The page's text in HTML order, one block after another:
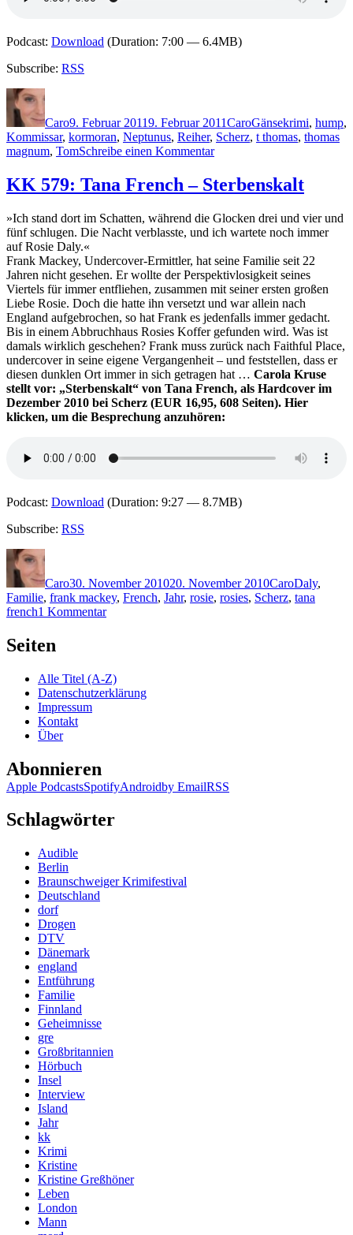
Podcast: Download (Duration: 7:00 — 6.4MB)
Subscribe: RSS
Autor
Caro9. Februar 20119. Februar 2011CaroGänsekrimi, hump,
Kommissar, kormoran, Neptunus, Reiher, Scherz, t thomas, thomas
magnum, TomSchreibe einen Kommentarzu
616:
Karin
–
Tod
Anflug:
Ein
Gänsekrimi
KK 579: Tana French – Sterbenskalt
»Ich stand dort im Schatten, während die Glocken drei und vier und
fünf schlugen. Die Nacht verblasste, und ich wartete noch immer
auf Rosie Daly.«
Frank Mackey, Undercover-Ermittler, hat seine Familie seit 22
Jahren nicht gesehen. Er wollte der Perspektivlosigkeit seines
Viertels für immer entfliehen, zusammen mit seiner ersten großen
Liebe Rosie. Doch die hatte ihn versetzt und war allein nach
England aufgebrochen, so hat Frank es jedenfalls immer gedacht.
Bis in einem Abbruchhaus Rosies Koffer gefunden wird. Was ist
damals wirklich geschehen? Frank muss zurück nach Faithful Place,
undercover in seine eigene Vergangenheit – und feststellen, dass er
diesen dunklen Ort immer in sich getragen hat … Carola Kruse
stellt vor: „Sterbenskalt“ von Tana French, als Hardcover im
Dezember 2010 bei Scherz (EUR 16,95, 608 Seiten). Hier
klicken, um die Besprechung anzuhören:
Podcast: Download (Duration: 9:27 — 8.7MB)
Subscribe: RSS
Autor
Caro30. November 201020. November 2010CaroDaly,
Familie, frank mackey, French, Jahr, rosie, rosies, Scherz, tana
french1 Kommentarzu
–
Sterbenskalt
Seiten
Alle Titel (A-Z)
Datenschutzerklärung
Impressum
Kontakt
Über
Abonnieren
Apple PodcastsSpotifyAndroidby EmailRSS
Schlagwörter
Audible
Berlin
Braunschweiger Krimifestival
Deutschland
dorf
Drogen
DTV
Dänemark
england
Entführung
Familie
Finnland
Geheimnisse
gre
Großbritannien
Hörbuch
Insel
Interview
Island
Jahr
kk
Krimi
Kristine
Kristine Greßhöner
Leben
London
Mann